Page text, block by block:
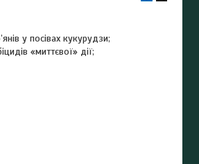
у посівах кукурудзи;
«миттєвої» дії;